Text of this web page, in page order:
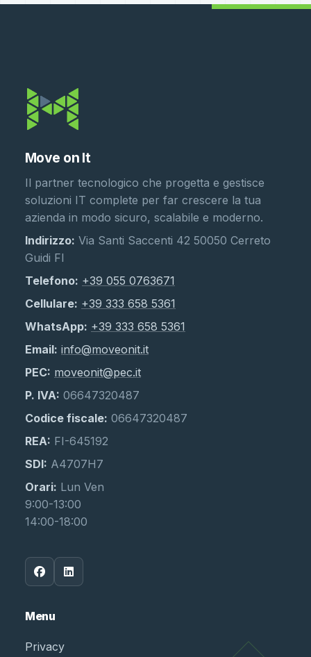
Move on It
Il partner tecnologico che progetta e gestisce
soluzioni IT complete per far crescere la tua
azienda in modo sicuro, scalabile e moderno.
Indirizzo: Via Santi Saccenti 42 50050 Cerreto
Guidi FI
Telefono: +39 055 0763671
Cellulare: +39 333 658 5361
WhatsApp: +39 333 658 5361
Email: info@moveonit.it
PEC: moveonit@pec.it
P. IVA: 06647320487
Codice fiscale: 06647320487
REA: FI-645192
SDI: A4707H7
Orari: Lun Ven
9:00-13:00
14:00-18:00
Menu
Privacy